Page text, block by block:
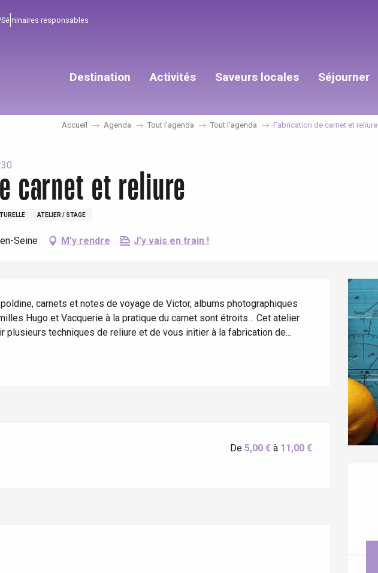
Séminaires responsables
Destination Activités Saveurs locales Séjourner
Accueil Agenda Tout l’agenda Tout l’agenda Fabrication de carnet et reliure
carnet et reliure
ATELIER / STAGE
Seine M'y rendre J'y vais en train !
carnets et notes de voyage de Victor, albums photographiques
Hugo et Vacquerie à la pratique du carnet sont étroits… Cet atelier
plusieurs techniques de reliure et de vous initier à la fabrication de...
De5,00 € à 11,00 €